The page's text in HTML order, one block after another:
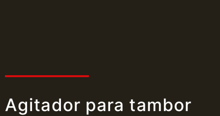
Agitador para tambor